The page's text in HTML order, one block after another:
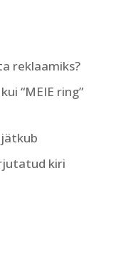
reklaamiks?
“MEIE ring”
jätkub
kiri